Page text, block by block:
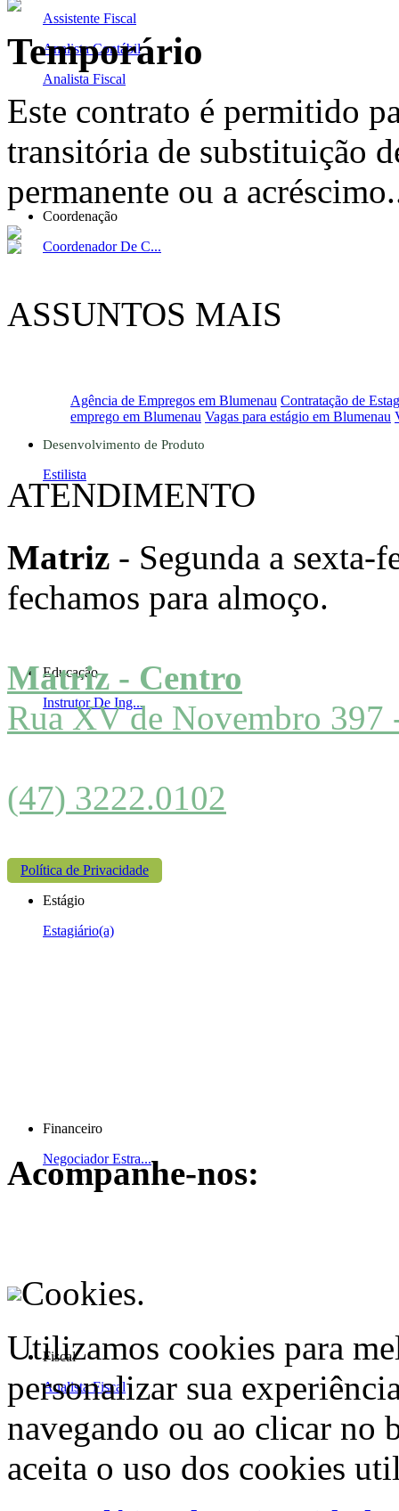
Assistente Fiscal
Analista Contábil
Analista Fiscal
Coordenação
Coordenador De C...
Desenvolvimento de Produto
Estilista
Educação
Instrutor De Ing...
Estágio
Estagiário(a)
Financeiro
Negociador Estra...
Fiscal
Analista Fiscal
Temporário
Este contrato é permitido
transitória de substituição
permanente ou a
ASSUNTOS MAIS
Agência de Empregos em Blumenau Contratação de
emprego em Blumenau Vagas para estágio em Blumenau
ATENDIMENTO
Matriz - Segunda a sexta-
fechamos para almoço.
Matriz - Centro
Rua XV de Novembro 397
(47) 3222.0102
Política de Privacidade
Acompanhe-nos:
Cookies.
Utilizamos cookies para
personalizar sua
navegando ou ao clicar no
aceita o uso dos cookies